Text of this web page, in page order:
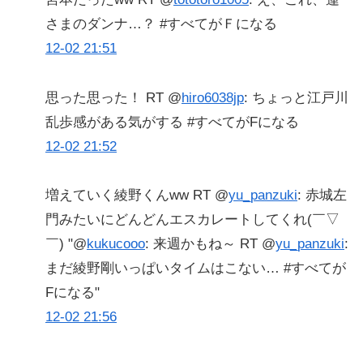
さまのダンナ…？ #すべてがＦになる
12-02 21:51
思った思った！ RT @hiro6038jp: ちょっと江戸川
乱歩感がある気がする #すべてがFになる
12-02 21:52
増えていく綾野くんww RT @yu_panzuki: 赤城左
門みたいにどんどんエスカレートしてくれ(￣▽
￣) "@kukucooo: 来週かもね～ RT @yu_panzuki:
まだ綾野剛いっぱいタイムはこない… #すべてが
Fになる"
12-02 21:56